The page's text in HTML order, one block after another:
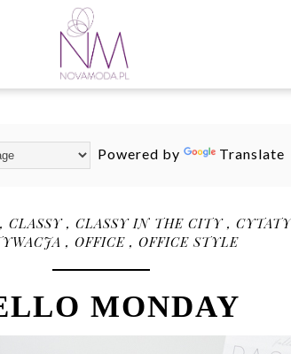
Powered by Translate
, CLASSY , CLASSY IN THE CITY ,
, OFFICE , OFFICE STYLE
MONDAY